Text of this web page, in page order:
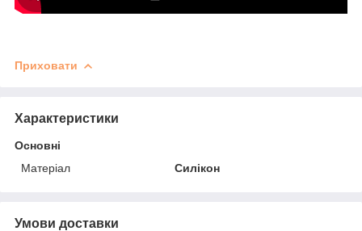
Приховати
Характеристики
Основні
Матеріал
Силікон
Умови доставки